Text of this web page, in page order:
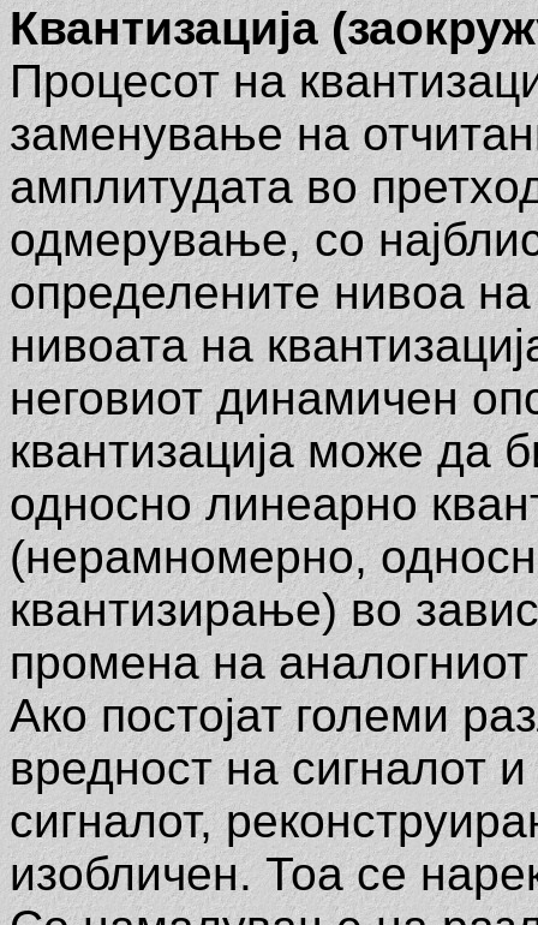
Квантизација
Процесот на
заменување на
амплитудата во
одмерување, со
определените нивоа
нивоата на
неговиот динамичен
квантизација може да
односно линеарно
(нерамномерно,
квантизирање) во
промена на аналогниот
Ако постојат големи
вредност на сигналот
сигналот,
изобличен. Тоа се